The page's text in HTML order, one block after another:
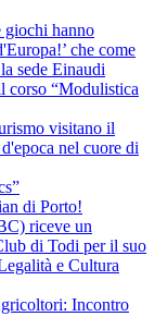
giochi hanno
che come
sede Einaudi
corso “Modulistica
visitano il
nel cuore di
di Porto!
riceve un
di Todi per il suo
e Cultura
Incontro